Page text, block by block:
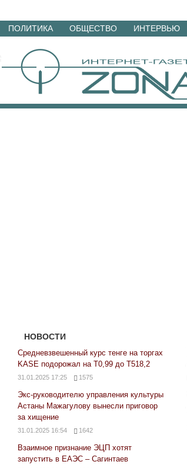
Перейти
материалам
ПОЛИТИКА ОБЩЕСТВО ИНТЕРВЬЮ
НОВОСТИ
Средневзвешенный курс тенге на торгах
KASE подорожал на Т0,99 до Т518,2
31.01.2025 17:25 1575
Экс-руководителю управления культуры
Астаны Мажагулову вынесли приговор
за хищение
31.01.2025 16:54 1642
Взаимное признание ЭЦП хотят
запустить в ЕАЭС – Сагинтаев